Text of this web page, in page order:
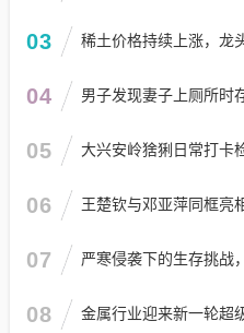
03 稀土价格持续上涨，龙
04 男子发现妻子上厕所时
05 大兴安岭猞猁日常打卡
06 王楚钦与邓亚萍同框亮
07 严寒侵袭下的生存挑战
08 金属行业迎来新一轮超